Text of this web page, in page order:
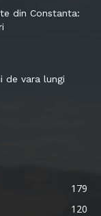
din Constanta:
de vara lungi
179
120